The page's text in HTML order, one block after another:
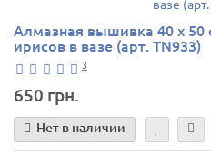
Алмазная вышивка 40 х 50
ирисов в вазе (арт. TN933)
3
650 грн.
Нет в наличии